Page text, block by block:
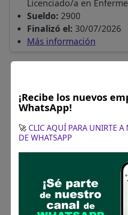
Licenciado/a en
Sueldo: 2900
Finalizó el: 30/07/2026
Más información
¡Recibe los nuevos
WhatsApp!
🚀 CLIC AQUÍ PARA UNIRTE A
DE WHATSAPP